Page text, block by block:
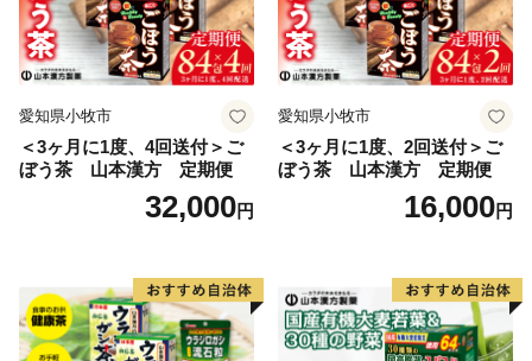
愛知県小牧市
＜3ヶ月に1度、4回送付＞ご
ぼう茶 山本漢方 定期便
32,000円
愛知県小牧市
＜3ヶ月に1度、2回送付＞ご
ぼう茶 山本漢方 定期便
16,000円